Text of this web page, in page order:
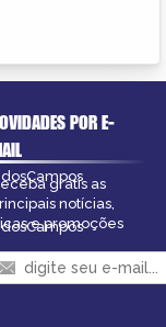
POR E-
grátis as
notícias,
e promoções